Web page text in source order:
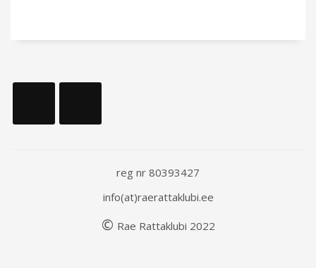
reg nr 80393427
info(at)raerattaklubi.ee
© Rae Rattaklubi 2022